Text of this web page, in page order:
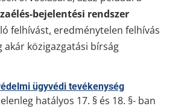
bejelentési rendszer
felhívást, eredménytelen felhívás
akár közigazgatási bírság
ügyvédi tevékenység
hatályos 17. § és 18. §- ban